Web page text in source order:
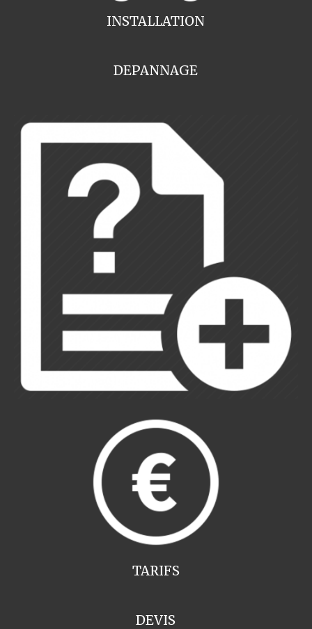
INSTALLATION
DEPANNAGE
TARIFS
DEVIS